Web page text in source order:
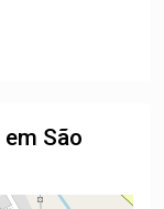
São